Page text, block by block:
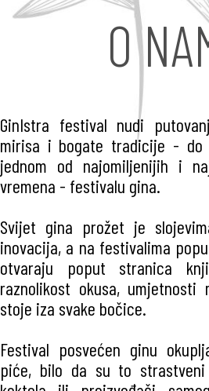
O
GinIstra festival nudi
mirisa i bogate tradicije - do
jednom od najomiljenijih i
vremena - festivalu gina.
Svijet gina prožet je
inovacija, a na festivalima
otvaraju poput stranica
raznolikost okusa,
stoje iza svake bočice.
Festival posvećen ginu
piće, bilo da su to strastveni